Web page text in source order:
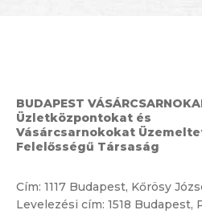
BUDAPEST
Üzletközpontokat és
Vásárcsarnokokat
Felelősségű Társaság
Cím: 1117 Budapest, Kőrösy
Levelezési cím: 1518 Budapest,